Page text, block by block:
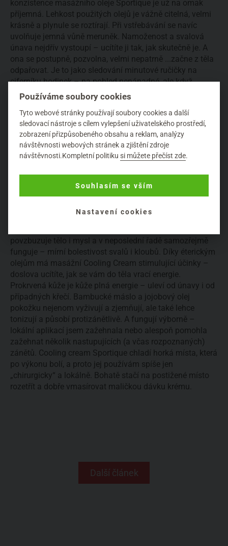
konzistence masážního oleje Sportique je už na omak
příjemná. Lehkost použitých olejů je vážně citelná, velmi
krásně a plynule se roztírají. Při vstřebávání se navíc
uvolňuje jemná vůně meruněk. Namoženost a svalová
únava nejdřív vystoupí – ucítíte ji tak, jak skutečně je. A
ona se postupně, pozvolna, velmi nepatrně ...začne z těla
odpařovat. Je to jako sledování minutové ručičky na
ciferníku hodinek – na pohled nenápadné, ale když
srovnáváte s pocitem „jak mi bylo ještě před deseti
minutami“, zlepšení je znatelé. Rostlinné výtažky
(heřmánek, arnika a řebříček) zdatně podporují relaxační
účinek.
Pokud pomýšlíte na trochu specializovanější mazání,
Cooling Cream. Je ideální, máte-li ještě
tentýž den před sebou nějaký ten výkon, případně chcete-li
ještě účinněji zabojovat s rozpoznaným lokálním
zánětem. Lehký krém se perfektně roztírá a hlavně, což
bývá u sportovní řady Sportique krémů zvykem, nádherně
povzbuzuje tělo i mysl a v neposlední řadě samozřejmě
funguje – mírní bolestivost svalů i kloubů. Díky éterickým
olejům má masážní Cooling Cream stimulující účinky –
doslova ucítíte, jak se vám do těla vrací energie.
Prokrvená kůže je kůže plná energie – uleví od únavy i od
případných křečí. Bambucké máslo a jojobový olej
pokožku nejenom vyživují a zjemňují, ale také lehce
tonizují a působí protizánětlivě. A fungují výborně –
lokální aplikací jsem zažehnala nebo alespoň pomohla
zažehnat několik nastupujících (a včas rozpoznaných)
zánětů. Cooling cream Sportique chladí horká místa, která
po výkonu bolí, a proto jej používám spíše jen
„chirurgicky“ a lokálně. Bohatě stačí na postižené místo
rozetřít a dobře vmasírovat maličkou dávku krému.
Další článek
Používáme soubory cookies
Tyto webové stránky používají soubory cookies a další
sledovací nástroje s cílem vylepšení uživatelského prostředí,
zobrazení přizpůsobeného obsahu a reklam, analýzy
návštěvnosti webových stránek a zjištění zdroje
návštěvnosti.Kompletní politikusi můžete přečíst zde.
Souhlasím se vším
Nastavení cookies